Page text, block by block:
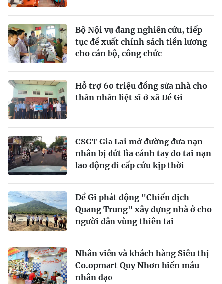
Bộ Nội vụ đang nghiên cứu, tiếp
tục đề xuất chính sách tiền lương
cho cán bộ, công chức
Hỗ trợ 60 triệu đồng sửa nhà cho
thân nhân liệt sĩ ở xã Đề Gi
CSGT Gia Lai mở đường đưa nạn
nhân bị đứt lìa cánh tay do tai nạn
lao động đi cấp cứu kịp thời
Đề Gi phát động "Chiến dịch
Quang Trung" xây dựng nhà ở cho
người dân vùng thiên tai
Nhân viên và khách hàng Siêu thị
Co.opmart Quy Nhơn hiến máu
nhân đạo